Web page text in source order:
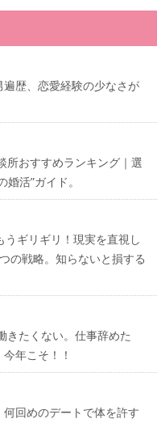
歴、恋愛経験の少なさが
所おすすめランキング｜選
活”ガイド。
うギリギリ！現実を直視し
の戦略。知らないと損する
きたくない。仕事辞めた
年こそ！！
回めのデートで体を許す